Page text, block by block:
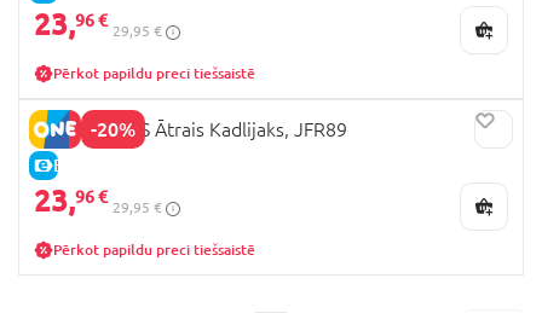
23,96 €
29,95 €
Pērkot papildu preci tiešsaistē
-20%
E-CENA
HOT WHEELS Ātrais Kadlijaks, JFR89
23,96 €
29,95 €
Pērkot papildu preci tiešsaistē